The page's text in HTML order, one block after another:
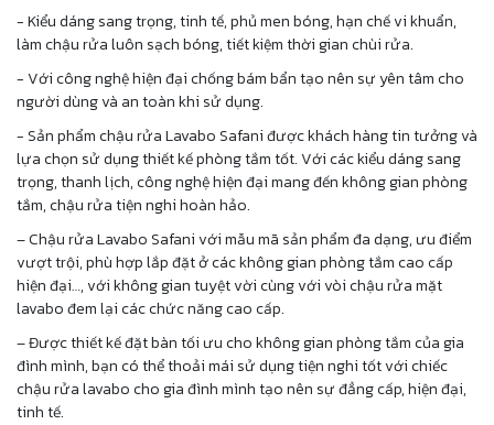
- Kiểu dáng sang trọng, tinh tế, phủ men bóng, hạn chế vi khuẩn,
làm chậu rửa luôn sạch bóng, tiết kiệm thời gian chùi rửa.
- Với công nghệ hiện đại chống bám bẩn tạo nên sự yên tâm cho
người dùng và an toàn khi sử dụng.
- Sản phẩm chậu rửa Lavabo Safani được khách hàng tin tưởng và
lựa chọn sử dụng thiết kế phòng tắm tốt. Với các kiểu dáng sang
trọng, thanh lịch, công nghệ hiện đại mang đến không gian phòng
tắm, chậu rửa tiện nghi hoàn hảo.
– Chậu rửa Lavabo Safani với mẫu mã sản phẩm đa dạng, ưu điểm
vượt trội, phù hợp lắp đặt ở các không gian phòng tắm cao cấp
hiện đại…, với không gian tuyệt vời cùng với vòi chậu rửa mặt
lavabo đem lại các chức năng cao cấp.
– Được thiết kế đặt bàn tối ưu cho không gian phòng tắm của gia
đình mình, bạn có thể thoải mái sử dụng tiện nghi tốt với chiếc
chậu rửa lavabo cho gia đình mình tạo nên sự đẳng cấp, hiện đại,
tinh tế.